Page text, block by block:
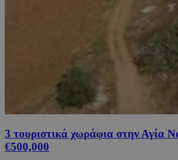
3 τουριστικά χωράφια στην Αγία
€500,000